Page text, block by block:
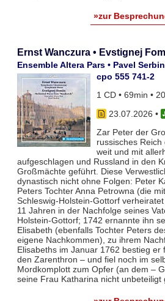
»zur
Ernst Wanczura • Evstignej
Ensemble Altera Pars • Pavel Serbin
cpo 555 741-2
1 CD • 69min •
23.07.2026 •
Zar Peter der
russisches
weit und mit
aufgeschlagen und Russland in den
Großmächte geführt. Diese
dynastisch nicht ohne Folgen: Peter
Peters Tochter Anna Petrowna (die
Schleswig-Holstein-Gottorf
11 Jahren in der Nachfolge seines
Holstein-Gottorf; 1742 ernannte ihn
Elisabeth (ebenfalls Tochter Peters
eigene Nachkommen), zu ihrem
Elisabeths im Januar 1762 bestieg er
den Zarenthron – und fiel noch im
Mordkomplott zum Opfer (an dem –
seine Frau Katharina nicht unbeteiligt